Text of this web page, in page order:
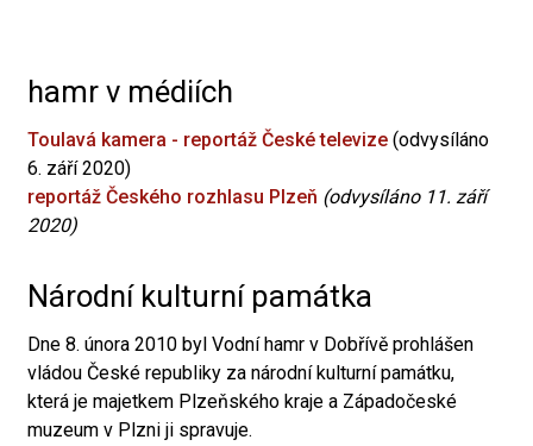
hamr v médiích
Toulavá kamera - reportáž České televize (odvysíláno
6. září 2020)
reportáž Českého rozhlasu Plzeň (odvysíláno 11. září
2020)
Národní kulturní památka
Dne 8. února 2010 byl Vodní hamr v Dobřívě prohlášen
vládou České republiky za národní kulturní památku,
která je majetkem Plzeňského kraje a Západočeské
muzeum v Plzni ji spravuje.